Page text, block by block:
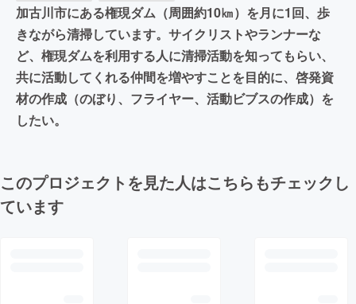
加古川市にある権現ダム（周囲約10㎞）を月に1回、歩
きながら清掃しています。サイクリストやランナーな
ど、権現ダムを利用する人に清掃活動を知ってもらい、
共に活動してくれる仲間を増やすことを目的に、啓発資
材の作成（のぼり、フライヤー、活動ビブスの作成）を
したい。
このプロジェクトを見た人はこちらもチェックし
ています